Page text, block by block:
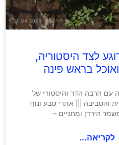
לצד היסטוריה,
בראש פינה
עם הרבה הדר והיסטורי של
והסביבה ||| אתרי טבע ונוף
הירדן ומחניים –
לקריאה...